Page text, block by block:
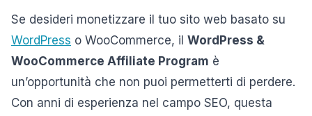
Se desideri monetizzare il tuo sito web basato su
WordPress o WooCommerce, il WordPress &
WooCommerce Affiliate Program è
un’opportunità che non puoi permetterti di perdere.
Con anni di esperienza nel campo SEO, questa